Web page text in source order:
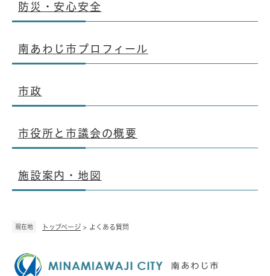
現在地 トップページ > よくある質問
防災・安心安全
南あわじ市プロフィール
市政
市役所と市議会の概要
施設案内・地図